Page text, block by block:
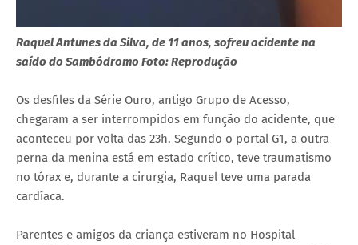
Raquel Antunes da Silva, de 11 anos, sofreu acidente na
saído do Sambódromo Foto: Reprodução
Os desfiles da Série Ouro, antigo Grupo de Acesso,
chegaram a ser interrompidos em função do acidente, que
aconteceu por volta das 23h. Segundo o portal G1, a outra
perna da menina está em estado crítico, teve traumatismo
no tórax e, durante a cirurgia, Raquel teve uma parada
cardíaca.
Parentes e amigos da criança estiveram no Hospital